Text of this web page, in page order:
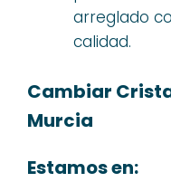
arreglado
calidad.
Cambiar
Murcia
Estamos en: